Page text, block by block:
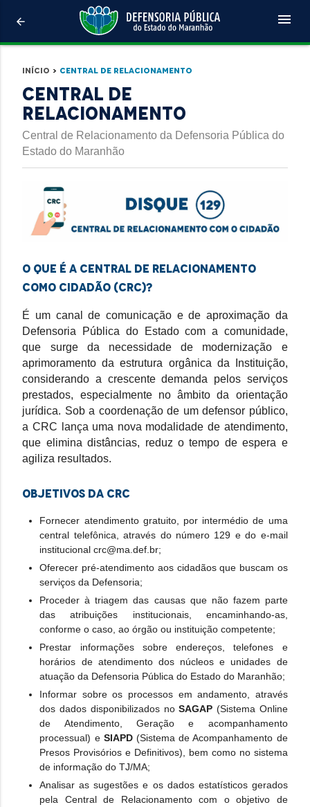
arrow_back menu
Início > Central de Relacionamento
Central de
Relacionamento
Central de Relacionamento da Defensoria Pública do
Estado do Maranhão
O que é a Central de Relacionamento
como Cidadão (CRC)?
É um canal de comunicação e de aproximação da
Defensoria Pública do Estado com a comunidade,
que surge da necessidade de modernização e
aprimoramento da estrutura orgânica da Instituição,
considerando a crescente demanda pelos serviços
prestados, especialmente no âmbito da orientação
jurídica. Sob a coordenação de um defensor público,
a CRC lança uma nova modalidade de atendimento,
que elimina distâncias, reduz o tempo de espera e
agiliza resultados.
Objetivos da CRC
Fornecer atendimento gratuito, por intermédio de uma
central telefônica, através do número 129 e do e-mail
institucional crc@ma.def.br;
Oferecer pré-atendimento aos cidadãos que buscam os
serviços da Defensoria;
Proceder à triagem das causas que não fazem parte
das atribuições institucionais, encaminhando-as,
conforme o caso, ao órgão ou instituição competente;
Prestar informações sobre endereços, telefones e
horários de atendimento dos núcleos e unidades de
atuação da Defensoria Pública do Estado do Maranhão;
Informar sobre os processos em andamento, através
dos dados disponibilizados noSAGAP (Sistema Online
de Atendimento, Geração e acompanhamento
processual) e SIAPD(Sistema de Acompanhamento de
Presos Provisórios e Definitivos), bem como no sistema
de informação do TJ/MA;
Analisar as sugestões e os dados estatísticos gerados
pela Central de Relacionamento com o objetivo de